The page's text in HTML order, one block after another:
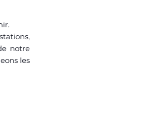
notre
les